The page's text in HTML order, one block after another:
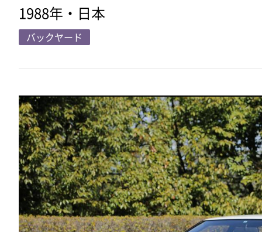
1988年・日本
バックヤード